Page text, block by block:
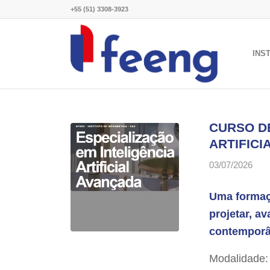
+55 (51) 3308-3923
CURSO
03/07/2026
Uma
projetar,